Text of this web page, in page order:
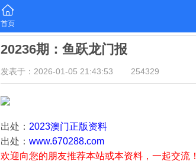
首页
20236期：鱼跃龙门报
发表于：2026-01-05 21:43:53 254329
出处： 2023澳门正版资料
出处： www.670288.com
欢迎向您的朋友推荐本站或本资料，一起交流！